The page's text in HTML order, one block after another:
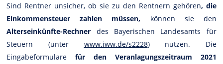
Sind Rentner unsicher, ob sie zu den Rentnern gehören, die
Einkommensteuer zahlen müssen, können sie den
Alterseinkünfte-Rechner des Bayerischen Landesamts für
Steuern (unter www.iww.de/s2228) nutzen. Die
Eingabeformularefür den Veranlagungszeitraum 2021